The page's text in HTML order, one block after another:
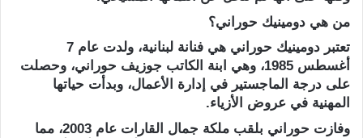
من هي دومينيك حوراني؟
تعتبر دومينيك حوراني هي فنانة لبنانية، ولدت عام 7
أغسطس 1985، وهي ابنة الكاتب جوزيف حوراني، وحصلت
على درجة الماجستير في إدارة الأعمال، وبدأت حياتها
المهنية في عروض الأزياء.
وفازت حوراني بلقب ملكة جمال القارات عام 2003، مما